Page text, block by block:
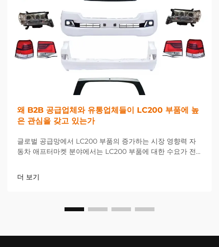
왜 B2B 공급업체와 유통업체들이 LC200 부품에 높
은 관심을 갖고 있는가
글로벌 공급망에서 LC200 부품의 증가하는 시장 영향력 자
동차 애프터마켓 분야에서는 LC200 부품에 대한 수요가 전
체들에게 새로운 기회와 과제를 제공하고 있습니다...
더 보기